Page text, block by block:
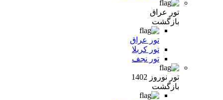
تور عراق
بازگشت
تور عراق
تور کربلا
تور نجف
تور نوروز 1402
بازگشت